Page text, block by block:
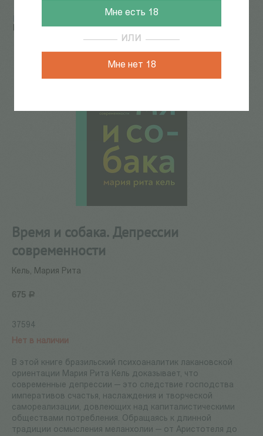
Мне есть 18
ИЛИ
Мне нет 18
Время и собака. Депрессии современности
Время и собака. Депрессии
современности
Кель, Мария Рита
675 Р
37594
Нет в наличии
В этой книге бразильский психоаналитик лакановской
ориентации Мария Рита Кель доказывает, что
современные депрессии — это следствие господства
императивов счастья, наслаждения и творческой
самореализации, довлеющих над капиталистическими
обществами потребления. Обращаясь к длинной
традиции осмысления меланхолии — от Аристотеля до